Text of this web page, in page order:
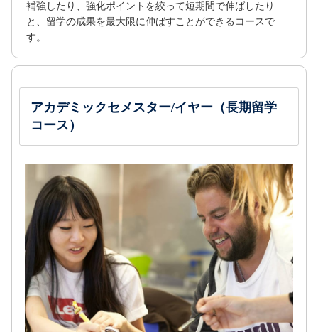
補強したり、強化ポイントを絞って短期間で伸ばしたり
と、留学の成果を最大限に伸ばすことができるコースで
す。
アカデミックセメスター/イヤー（長期留学
コース）